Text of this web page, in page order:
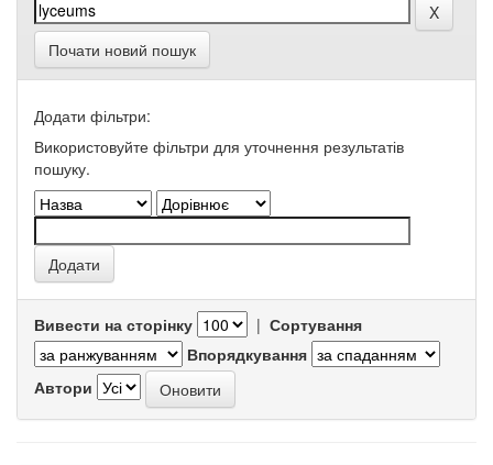
Почати новий пошук
Додати фільтри:
Використовуйте фільтри для уточнення результатів
пошуку.
Вивести на сторінку | Сортування
Впорядкування
Автори